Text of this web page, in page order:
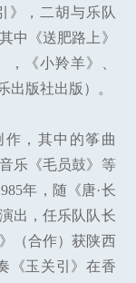
》，二胡与乐队
中《送肥路上》
《小羚羊》、
出版社出版）。
作，其中的筝曲
乐《毛员鼓》等
年，随《唐·长
出，任乐队队长
（合作）获陕西
《玉关引》在香